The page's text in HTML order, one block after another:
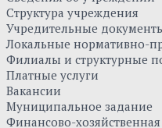
Структура учреждения
Учредительные
Локальные нормативно-
Филиалы и структурные
Платные услуги
Вакансии
Муниципальное задание
Финансово-хозяйственная